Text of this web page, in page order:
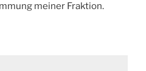
meiner Fraktion.